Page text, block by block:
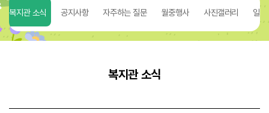
복지관 소식 공지사항 자주하는 질문 월중행사 사진갤러리 일반
복지관 소식